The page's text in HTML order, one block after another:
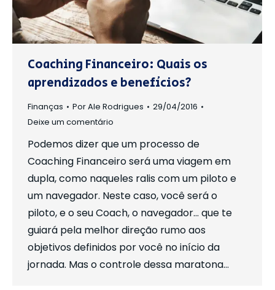
Coaching Financeiro: Quais os
aprendizados e benefícios?
Finanças PorAle Rodrigues
29/04/2016
Deixe um comentário
Podemos dizer que um processo de
Coaching Financeiro será uma viagem em
dupla, como naqueles ralis com um piloto e
um navegador. Neste caso, você será o
piloto, e o seu Coach, o navegador… que te
guiará pela melhor direção rumo aos
objetivos definidos por você no início da
jornada. Mas o controle dessa maratona…